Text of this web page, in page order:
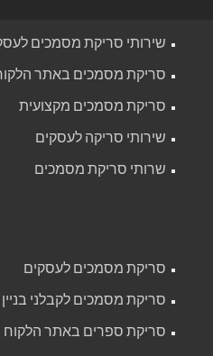
שירותי סריקת מסמכים
סריקת מסמכים באתר
סריקת מסמכים מקצועית
שירותי סריקה לעסקים
שרותי סריקת מסמכים
סריקת מסמכים לעסקים
סריקת מסמכים לקבלני בניין
סריקת ספרים באתר הלקוח